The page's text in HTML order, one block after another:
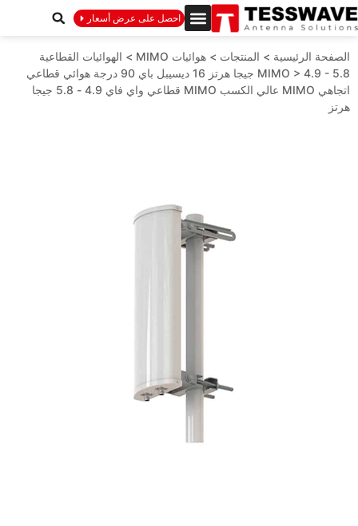
احصل على عرض أسعار
الصفحة الرئيسية > المنتجات > هوائيات MIMO > الهوائيات القطاعية
MIMO >
4.9 - 5.8 جيجا هرتز 16 ديسيبل باي 90 درجة هوائي قطاعي
اتجاهي MIMO عالي الكسب MIMO قطاعي واي فاي 4.9 - 5.8 جيجا
هرتز